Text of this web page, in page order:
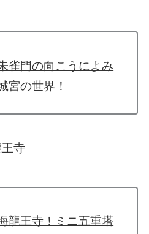
雀門の向こうによみ
宮の世界！
寺
龍王寺！ミニ五重塔